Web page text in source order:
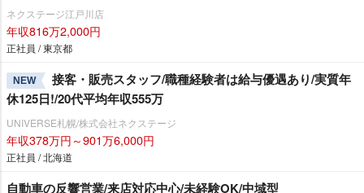
ネクステージ江戸川店
年収816万2,000円
正社員 / 東京都
NEW
接客・販売スタッフ/職種経験者は給与優遇あり/実質年
休125日!/20代平均年収555万
UNIVERSE札幌/株式会社ネクステージ
年収378万円～901万6,000円
正社員 / 北海道
自動車の反響営業/来店対応中心/未経験OK/中域型